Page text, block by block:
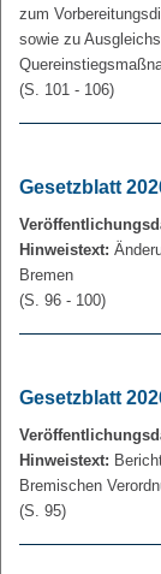
zum
sowie zu
(S. 101 - 106)
Gesetzblatt
Hinweistext:
Bremen
(S. 96 - 100)
Gesetzblatt
Hinweistext:
Bremischen
(S. 95)